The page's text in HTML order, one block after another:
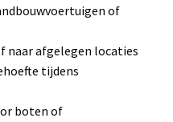
of
naar afgelegen locaties
tijdens
boten of